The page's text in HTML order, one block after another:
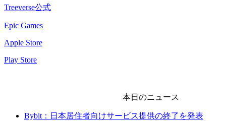
Treeverse公式
Epic Games
Apple Store
Play Store
本日のニュース
Bybit：日本居住者向けサービス提供の終了を発表